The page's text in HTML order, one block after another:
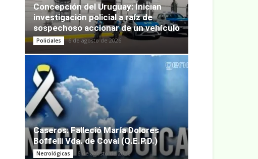
Concepción del Uruguay: Inician
investigación policial a raíz de
sospechoso accionar de un vehículo
Policiales 6 de agosto de 2026
Caseros: Falleció María Dolores
Boffelli Vda. de Coval (Q.E.P.D.)
Necrológicas 6 de agosto de 2026